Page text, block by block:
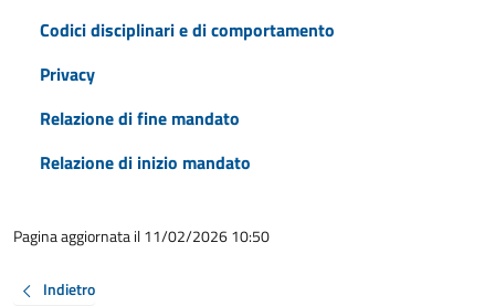
Codici disciplinari e di comportamento
Privacy
Relazione di fine mandato
Relazione di inizio mandato
Pagina aggiornata il 11/02/2026 10:50
Indietro